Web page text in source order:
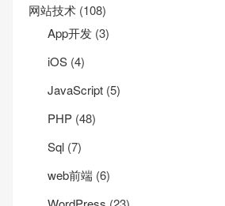
网站技术 (108)
App开发 (3)
iOS (4)
JavaScript (5)
PHP (48)
Sql (7)
web前端 (6)